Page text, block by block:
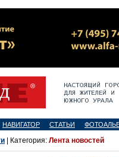
НАВИГАТОР СТАТЬИ
| Категория: Лента новостей